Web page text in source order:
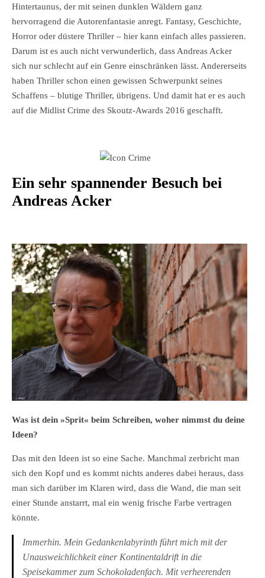
Hintertaunus, der mit seinen dunklen Wäldern ganz
hervorragend die Autorenfantasie anregt. Fantasy, Geschichte,
Horror oder düstere Thriller – hier kann einfach alles passieren.
Darum ist es auch nicht verwunderlich, dass Andreas Acker
sich nur schlecht auf ein Genre einschränken lässt. Andererseits
haben Thriller schon einen gewissen Schwerpunkt seines
Schaffens – blutige Thriller, übrigens. Und damit hat er es auch
auf die Midlist Crime des Skoutz-Awards 2016 geschafft.
Ein sehr spannender Besuch bei
Andreas Acker
Was ist dein »Sprit« beim Schreiben, woher nimmst du deine
Ideen?
Das mit den Ideen ist so eine Sache. Manchmal zerbricht man
sich den Kopf und es kommt nichts anderes dabei heraus, dass
man sich darüber im Klaren wird, dass die Wand, die man seit
einer Stunde anstarrt, mal ein wenig frische Farbe vertragen
könnte.
Immerhin. Mein Gedankenlabyrinth führt mich mit der
Unausweichlichkeit einer Kontinentaldrift in die
Speisekammer zum Schokoladenfach. Mit verheerenden